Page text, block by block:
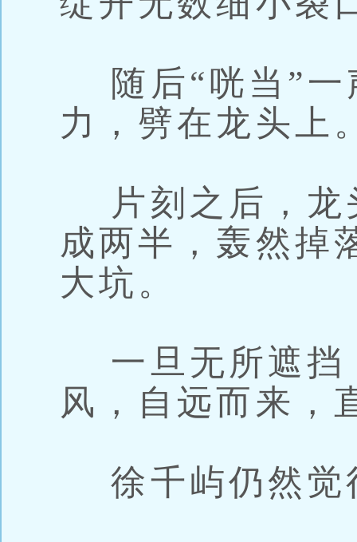
随后“咣当”一
力，劈在龙头上
片刻之后，龙
成两半，轰然掉
大坑。
一旦无所遮挡
风，自远而来，
徐千屿仍然觉